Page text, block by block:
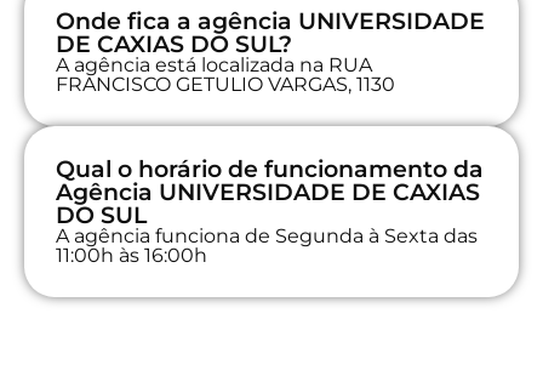
Onde fica a agência UNIVERSIDADE
DE CAXIAS DO SUL?
A agência está localizada na RUA
FRANCISCO GETULIO VARGAS, 1130
Qual o horário de funcionamento da
Agência UNIVERSIDADE DE CAXIAS
DO SUL
A agência funciona de Segunda à Sexta das
11:00h às 16:00h